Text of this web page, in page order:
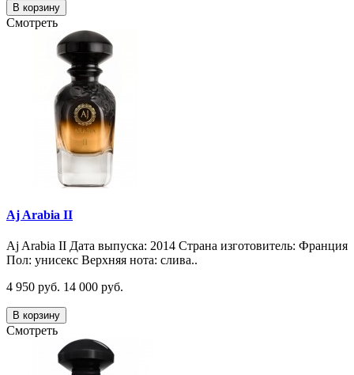
В корзину
Смотреть
Aj Arabia II
Aj Arabia II Дата выпуска: 2014 Страна изготовитель: Франция
Пол: унисекс Верхняя нота: слива..
4 950 руб. 14 000 руб.
В корзину
Смотреть